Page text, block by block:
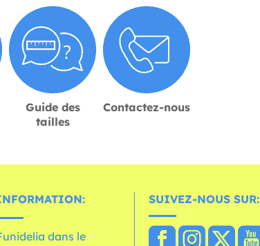
Guide des
tailles
Contactez-nous
dans le
SUIVEZ-NOUS SUR: